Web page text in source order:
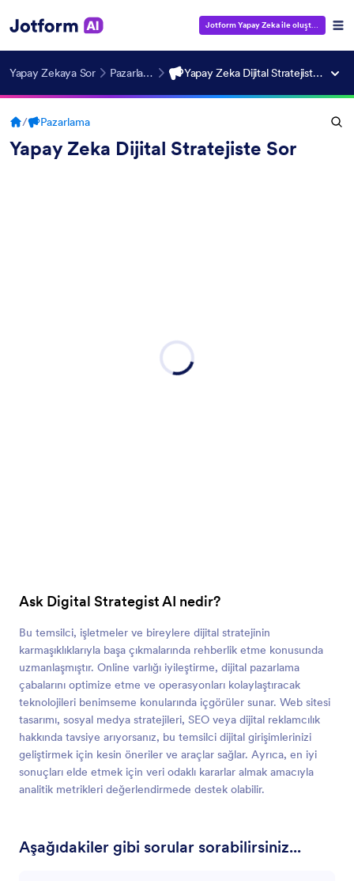
Jotform Yapay Zeka ile oluştur —
Yapay Zekaya Sor Pazarlama Yapay Zeka Dijital Stratejiste Sor
/ Pazarlama
Yapay Zeka Dijital Stratejiste Sor
Ask Digital Strategist AI nedir?
Bu temsilci, işletmeler ve bireylere dijital stratejinin
karmaşıklıklarıyla başa çıkmalarında rehberlik etme konusunda
uzmanlaşmıştır. Online varlığı iyileştirme, dijital pazarlama
çabalarını optimize etme ve operasyonları kolaylaştıracak
teknolojileri benimseme konularında içgörüler sunar. Web sitesi
tasarımı, sosyal medya stratejileri, SEO veya dijital reklamcılık
hakkında tavsiye arıyorsanız, bu temsilci dijital girişimlerinizi
geliştirmek için kesin öneriler ve araçlar sağlar. Ayrıca, en iyi
sonuçları elde etmek için veri odaklı kararlar almak amacıyla
analitik metrikleri değerlendirmede destek olabilir.
Aşağıdakiler gibi sorular sorabilirsiniz...